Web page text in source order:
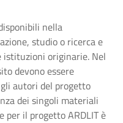
nella
studio o ricerca e
originarie. Nel
devono essere
autori del progetto
dei singoli materiali
per il progetto ARDLIT è